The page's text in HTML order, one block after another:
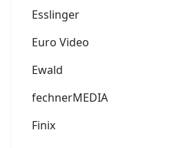
Esslinger
Euro Video
Ewald
fechnerMEDIA
Finix